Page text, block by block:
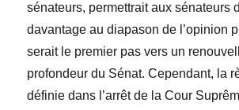
sénateurs, permettrait aux sénateurs
davantage au diapason de l’opinion
serait le premier pas vers un
profondeur du Sénat. Cependant, la
définie dans l’arrêt de la Cour